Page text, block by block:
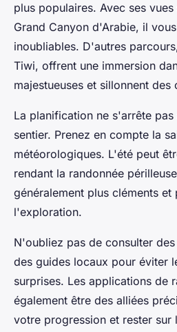
plus populaires. Avec ses
Grand Canyon d'Arabie, il
inoubliables. D'autres
Tiwi, offrent une immersion
majestueuses et sillonnent des
La planification ne s'arrête
sentier. Prenez en compte la
météorologiques. L'été peut
rendant la randonnée
généralement plus cléments et
l'exploration.
N'oubliez pas de consulter
des guides locaux pour éviter
surprises. Les applications de
également être des alliées
votre progression et rester sur